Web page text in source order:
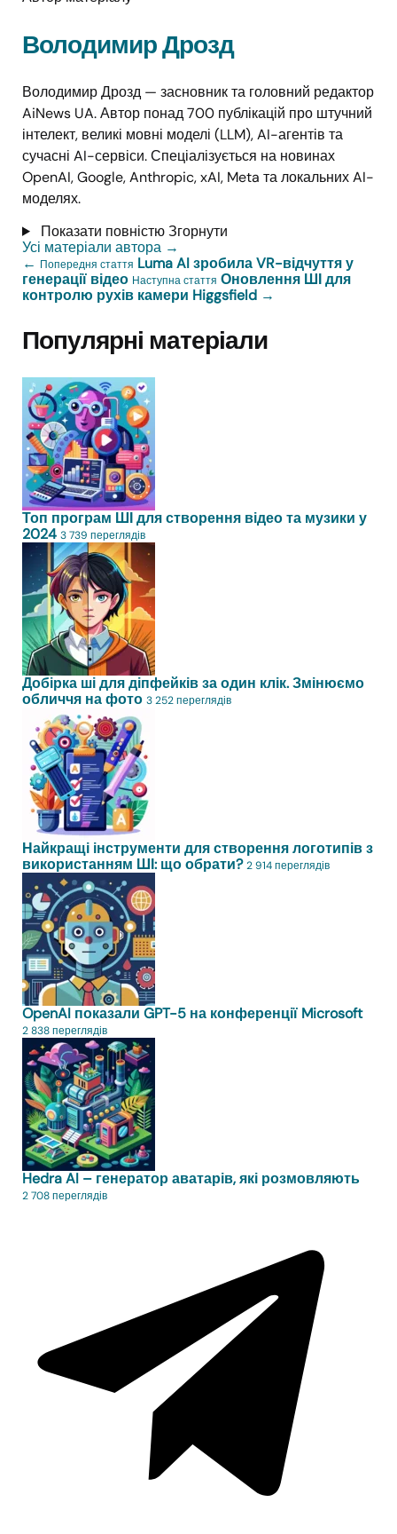
Володимир Дрозд
Володимир Дрозд — засновник та головний редактор
AiNews UA. Автор понад 700 публікацій про штучний
інтелект, великі мовні моделі (LLM), AI-агентів та
сучасні AI-сервіси. Спеціалізується на новинах
OpenAI, Google, Anthropic, xAI, Meta та локальних AI-
моделях.
Показати повністюЗгорнути
Усі матеріали автора →
← Попередня стаття Luma AI зробила VR-відчуття у
генерації відео Наступна стаття Оновлення ШІ для
контролю рухів камери Higgsfield →
Популярні матеріали
Топ програм ШІ для створення відео та музики у
2024 3 739 переглядів
Добірка ші для діпфейків за один клік. Змінюємо
обличчя на фото 3 252 переглядів
Найкращі інструменти для створення логотипів з
використанням ШІ: що обрати? 2 914 переглядів
OpenAI показали GPT-5 на конференції Microsoft
2 838 переглядів
Hedra AI – генератор аватарів, які розмовляють
2 708 переглядів